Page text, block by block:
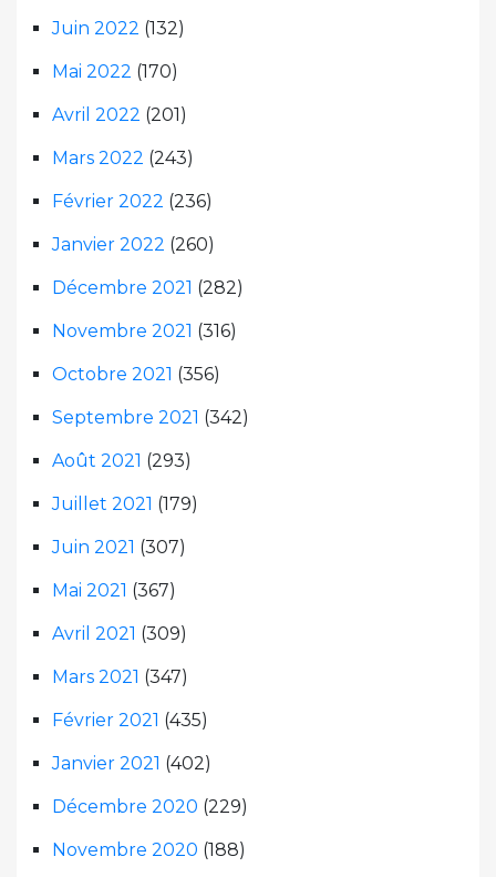
Juin 2022 (132)
Mai 2022 (170)
Avril 2022 (201)
Mars 2022 (243)
Février 2022 (236)
Janvier 2022 (260)
Décembre 2021 (282)
Novembre 2021 (316)
Octobre 2021 (356)
Septembre 2021 (342)
Août 2021 (293)
Juillet 2021 (179)
Juin 2021 (307)
Mai 2021 (367)
Avril 2021 (309)
Mars 2021 (347)
Février 2021 (435)
Janvier 2021 (402)
Décembre 2020 (229)
Novembre 2020 (188)